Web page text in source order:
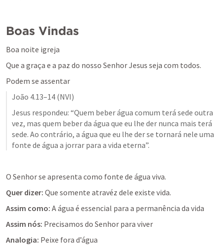
Boas Vindas
Boa noite igreja
Que a graça e a paz do nosso Senhor Jesus seja com todos.
Podem se assentar
João 4.13–14 (NVI)
Jesus respondeu: “Quem beber água comum terá sede outra
vez, mas quem beber da água que eu lhe der nunca mais terá
sede. Ao contrário, a água que eu lhe der se tornará nele uma
fonte de água a jorrar para a vida eterna”.
O Senhor se apresenta como fonte de água viva.
Quer dizer: Que somente atravéz dele existe vida.
Assim como: A água é essencial para a permanência da vida
Assim nós: Precisamos do Senhor para viver
Analogia: Peixe fora d’água